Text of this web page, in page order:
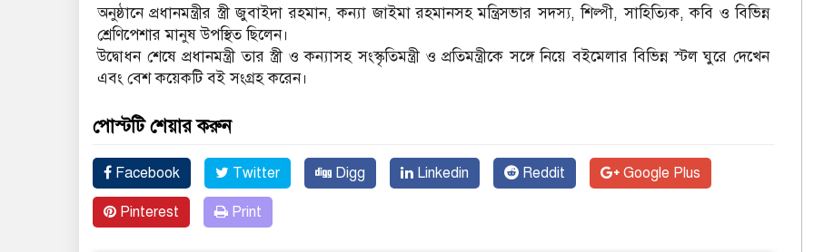
অনুষ্ঠানে প্রধানমন্ত্রীর স্ত্রী জুবাইদা রহমান, কন্যা জাইমা রহমানসহ মন্ত্রিসভার সদস্য, শিল্পী, সাহিত্যিক, কবি ও বিভিন্ন
শ্রেণিপেশার মানুষ উপস্থিত ছিলেন।
উদ্বোধন শেষে প্রধানমন্ত্রী তার স্ত্রী ও কন্যাসহ সংস্কৃতিমন্ত্রী ও প্রতিমন্ত্রীকে সঙ্গে নিয়ে বইমেলার বিভিন্ন স্টল ঘুরে দেখেন
এবং বেশ কয়েকটি বই সংগ্রহ করেন।
পোস্টটি শেয়ার করুন
Facebook Twitter Digg Linkedin Reddit Google Plus
Pinterest Print